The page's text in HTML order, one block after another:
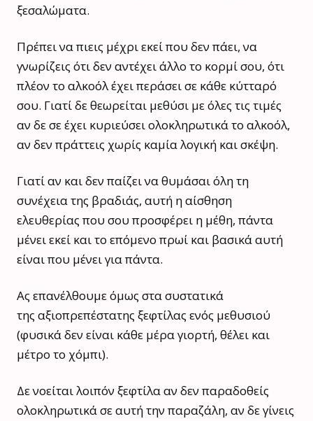
ξεσαλώματα.
Πρέπει να πιεις μέχρι εκεί που δεν πάει, να
γνωρίζεις ότι δεν αντέχει άλλο το κορμί σου, ότι
πλέον το αλκοόλ έχει περάσει σε κάθε κύτταρό
σου. Γιατί δε θεωρείται μεθύσι με όλες τις τιμές
αν δε σε έχει κυριεύσει ολοκληρωτικά το αλκοόλ,
αν δεν πράττεις χωρίς καμία λογική και σκέψη.
Γιατί αν και δεν παίζει να θυμάσαι όλη τη
συνέχεια της βραδιάς, αυτή η αίσθηση
ελευθερίας που σου προσφέρει η μέθη, πάντα
μένει εκεί και το επόμενο πρωί και βασικά αυτή
είναι που μένει για πάντα.
Ας επανέλθουμε όμως στα συστατικά
της αξιοπρεπέστατης ξεφτίλας ενός μεθυσιού
(φυσικά δεν είναι κάθε μέρα γιορτή, θέλει και
μέτρο το χόμπι).
Δε νοείται λοιπόν ξεφτίλα αν δεν παραδοθείς
ολοκληρωτικά σε αυτή την παραζάλη, αν δε γίνεις